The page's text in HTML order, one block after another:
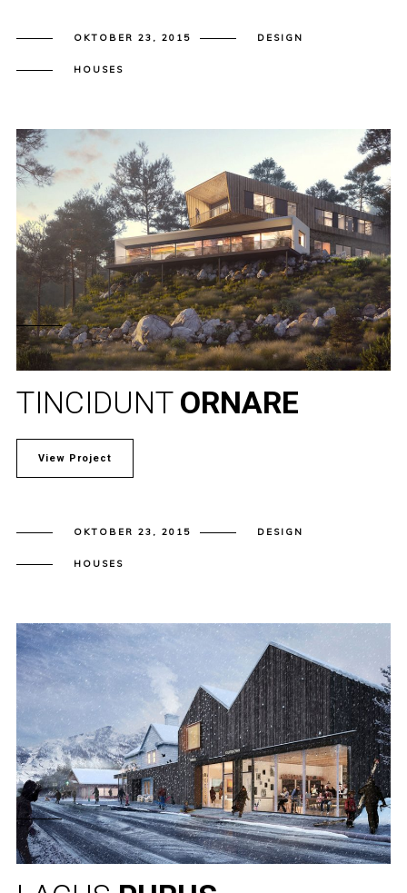
OKTOBER 23, 2015 DESIGN
HOUSES
TINCIDUNT ORNARE
View Project
OKTOBER 23, 2015 DESIGN
HOUSES